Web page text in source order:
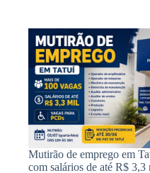
Mutirão de emprego em
com salários de até R$ 3,3